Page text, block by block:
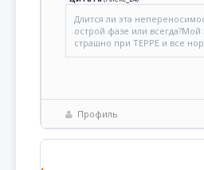
Длится ли эта
острой фазе или
страшно при ТЕРРЕ и все
Профиль